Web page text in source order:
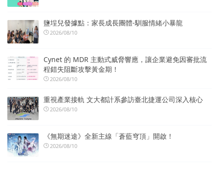
鹽埕兒發據點：家長成長團體-馴服情緒小暴龍
2026/08/10
Cynet 的 MDR 主動式威脅響應，讓企業避免因審批流
程錯失阻斷攻擊黃金期！
2026/08/10
重視產業接軌 文大都計系參訪臺北捷運公司深入核心
2026/08/10
《無期迷途》全新主線「蒼藍穹頂」開啟！
2026/08/10